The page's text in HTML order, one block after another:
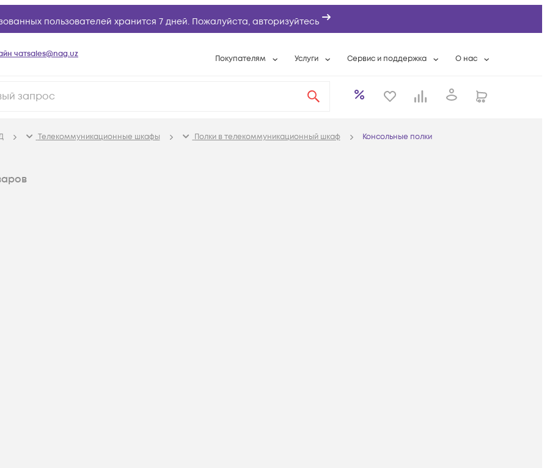
пользователей хранится 7 дней. Пожалуйста, авторизуйтесь
чатsales@nag.uz Покупателям
Вопросы и ответы
Услуги
Расширенная гарантия
Сервис и поддержка
Разовые выездные работы
Сервисный центр
О нас
Контактная
Телекоммуникационные шкафы Полки в телекоммуникационный шкаф Консольные полки